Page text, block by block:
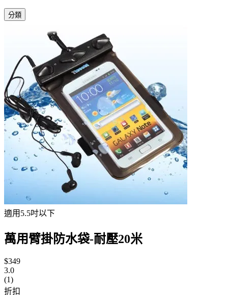
分類
適用5.5吋以下
萬用臂掛防水袋-耐壓20米
$349
3.0
(1)
折扣